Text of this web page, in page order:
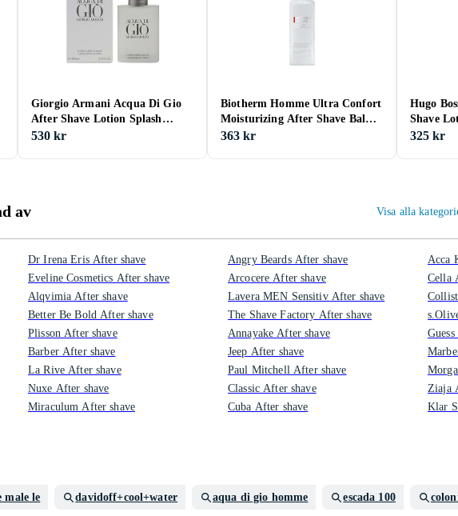
Giorgio Armani Acqua Di Gio
After Shave Lotion Splash
100ml
530 kr
Biotherm Homme Ultra Confort
Moisturizing After Shave Balm
75ml
363 kr
Hugo
Shave
325 kr
av Visa alla
Dr Irena Eris After shave
Eveline Cosmetics After shave
Alqvimia After shave
Better Be Bold After shave
Plisson After shave
Barber After shave
La Rive After shave
Nuxe After shave
Miraculum After shave
Angry Beards After shave
Arcocere After shave
Lavera MEN Sensitiv After shave
The Shave Factory After shave
Annayake After shave
Jeep After shave
Paul Mitchell After shave
Classic After shave
Cuba After shave
Acca
Cella
Ziaja
Klar
male le davidoff+cool+water aqua di gio homme escada 100